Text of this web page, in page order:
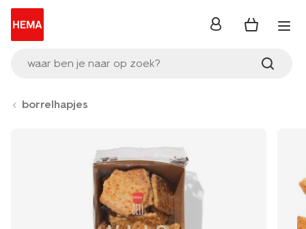
waar ben je naar op zoek?
inloggen
borrelhapjes